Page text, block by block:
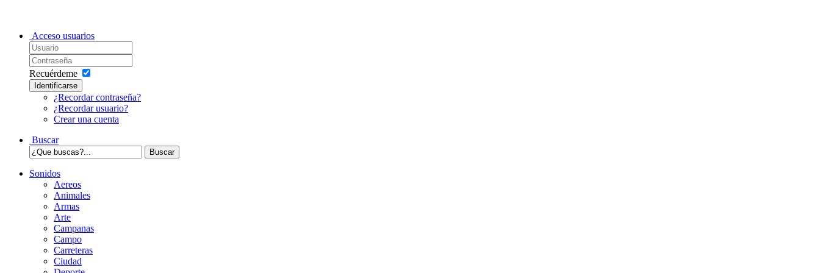
Acceso usuarios
Recuérdeme
Identificarse
¿Recordar contraseña?
¿Recordar usuario?
Crear una cuenta
Buscar
Sonidos
Aereos
Animales
Armas
Arte
Campanas
Campo
Carreteras
Ciudad